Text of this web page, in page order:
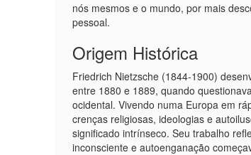
nós mesmos e o mundo, por mais
pessoal.
Origem Histórica
Friedrich Nietzsche (1844-1900)
entre 1880 e 1889, quando
ocidental. Vivendo numa Europa em
crenças religiosas, ideologias e
significado intrínseco. Seu trabalho
inconsciente e autoenganação